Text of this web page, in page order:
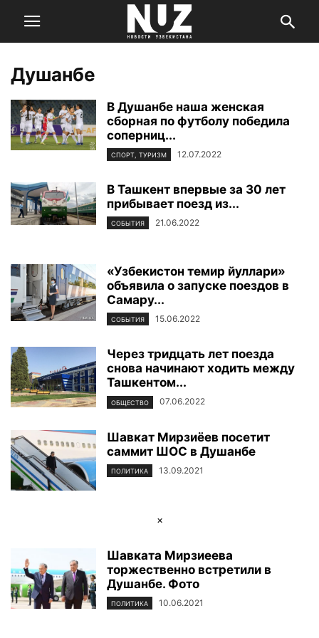
Душанбе
В Душанбе наша женская
сборная по футболу победила
соперниц...
СПОРТ, ТУРИЗМ 12.07.2022
В Ташкент впервые за 30 лет
прибывает поезд из...
СОБЫТИЯ 21.06.2022
«Узбекистон темир йуллари»
объявила о запуске поездов в
Самару...
СОБЫТИЯ 15.06.2022
Через тридцать лет поезда
снова начинают ходить между
Ташкентом...
ОБЩЕСТВО 07.06.2022
Шавкат Мирзиёев посетит
саммит ШОС в Душанбе
ПОЛИТИКА 13.09.2021
×
Шавката Мирзиеева
торжественно встретили в
Душанбе. Фото
ПОЛИТИКА 10.06.2021